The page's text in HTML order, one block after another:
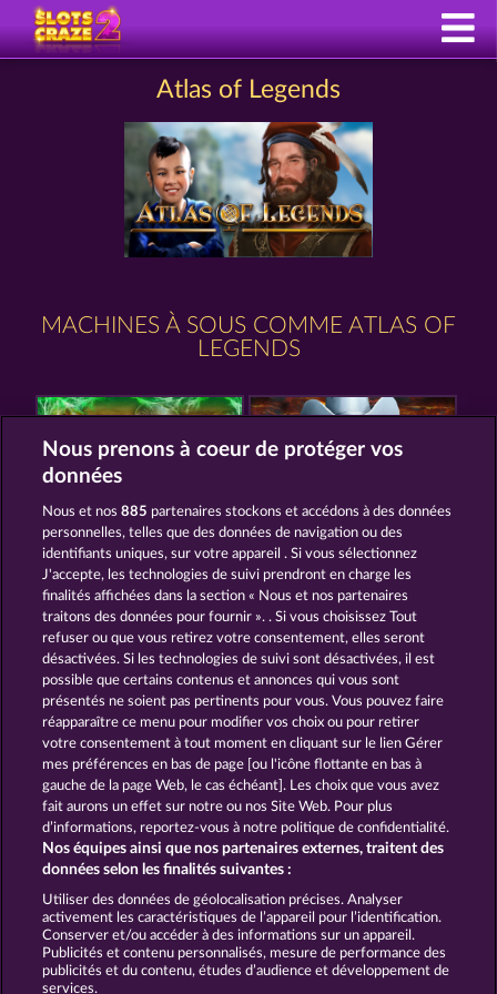
Atlas of Legends
MACHINES À SOUS COMME ATLAS OF
LEGENDS
ROMAN LEGION XTREME TEXAS TYCOON
THE GRIFFIN BLITZ COINS
CGU Charte de confidentialité
Mentions légales Société FAQ
Facebook
Envoyer la demande de rétractation
Nous prenons à coeur de protéger vos
données
Nous et nos885 partenaires stockons et accédons à des données
personnelles, telles que des données de navigation ou des
identifiants uniques, sur votre appareil . Si vous sélectionnez
J'accepte, les technologies de suivi prendront en charge les
finalités affichées dans la section « Nous et nos partenaires
traitons des données pour fournir ». . Si vous choisissez Tout
refuser ou que vous retirez votre consentement, elles seront
désactivées. Si les technologies de suivi sont désactivées, il est
possible que certains contenus et annonces qui vous sont
présentés ne soient pas pertinents pour vous. Vous pouvez faire
réapparaître ce menu pour modifier vos choix ou pour retirer
votre consentement à tout moment en cliquant sur le lien Gérer
mes préférences en bas de page [ou l'icône flottante en bas à
gauche de la page Web, le cas échéant]. Les choix que vous avez
fait aurons un effet sur notre ou nos Site Web. Pour plus
d’informations, reportez-vous à notre politique de confidentialité.
Nos équipes ainsi que nos partenaires externes, traitent des
données selon les finalités suivantes :
Utiliser des données de géolocalisation précises. Analyser
activement les caractéristiques de l’appareil pour l’identification.
Conserver et/ou accéder à des informations sur un appareil.
Publicités et contenu personnalisés, mesure de performance des
publicités et du contenu, études d’audience et développement de
services.